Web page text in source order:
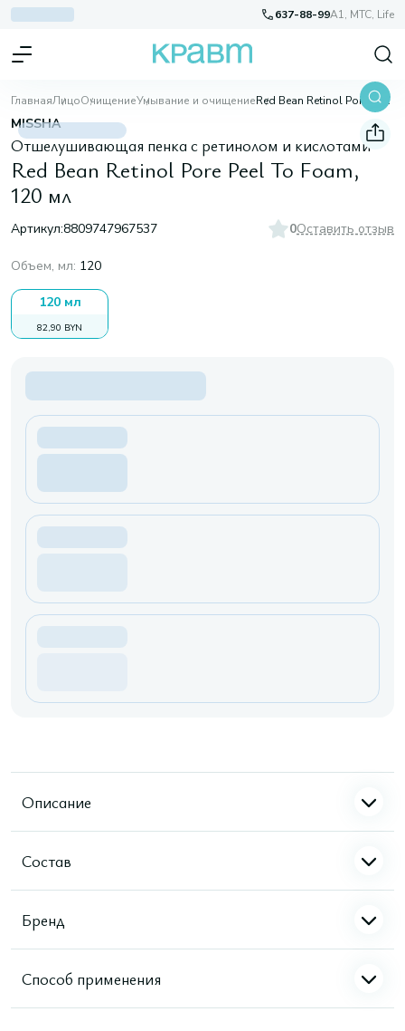
637-88-99A1, МТС, Life
ГлавнаяЛицоОчищениеУмывание и очищение Red Bean Retinol Pore Peel To Foam, 120 мл
MISSHA
Отшелушивающая пенка с ретинолом и кислотами
Red Bean Retinol Pore Peel To Foam,
120 мл
Артикул:8809747967537 0Оставить отзыв
Объем, мл: 120
120 мл
82,90 BYN
Описание
Состав
Бренд
Способ применения